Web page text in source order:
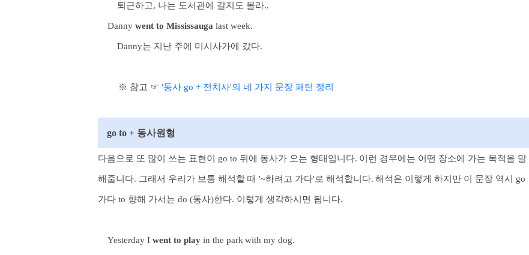
퇴근하고, 나는 도서관에 갈지도 몰라..
Dannywent to Mississauga last week.
Danny는 지난 주에 미시사가에 갔다.
※ 참고 ☞'동사 go + 전치사'의 네 가지 문장 패턴 정리
go to + 동사원형
다음으로 또 많이 쓰는 표현이 go to 뒤에 동사가 오는 형태입니다. 이런 경우에는 어떤 장소에 가는 목적을 말
해줍니다. 그래서 우리가 보통 해석할 때 '~하려고 가다'로 해석합니다.해석은 이렇게 하지만 이 문장 역시 go
가다 to 향해 가서는 do (동사)한다. 이렇게 생각하시면 됩니다.
Yesterday Iwent to play in the park with my dog.